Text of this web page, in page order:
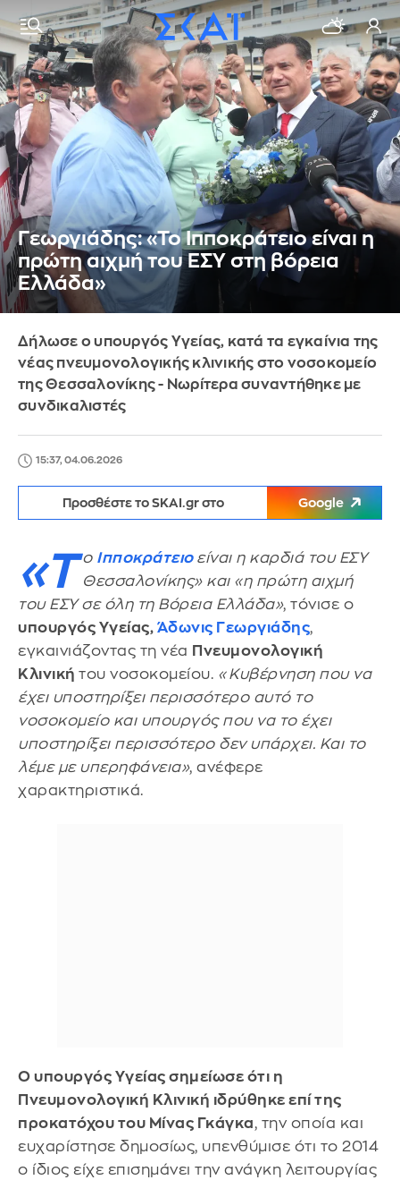
Γεωργιάδης: «Το Ιπποκράτειο είναι η
πρώτη αιχμή του ΕΣΥ στη βόρεια
Ελλάδα»
Δήλωσε ο υπουργός Υγείας, κατά τα εγκαίνια της
νέας πνευμονολογικής κλινικής στο νοσοκομείο
της Θεσσαλονίκης - Νωρίτερα συναντήθηκε με
συνδικαλιστές
15:37, 04.06.2026
Προσθέστε το SKAI.gr στο Google
«Τ ο Ιπποκράτειο είναι η καρδιά του ΕΣΥ
Θεσσαλονίκης» και «η πρώτη αιχμή
του ΕΣΥ σε όλη τη Βόρεια Ελλάδα», τόνισε ο
υπουργός Υγείας, Άδωνις Γεωργιάδης,
εγκαινιάζοντας τη νέα Πνευμονολογική
Κλινική του νοσοκομείου. «Κυβέρνηση που να
έχει υποστηρίξει περισσότερο αυτό το
νοσοκομείο και υπουργός που να το έχει
υποστηρίξει περισσότερο δεν υπάρχει. Και το
λέμε με υπερηφάνεια», ανέφερε
χαρακτηριστικά.
Ο υπουργός Υγείας σημείωσε ότι η
Πνευμονολογική Κλινική ιδρύθηκε επί της
προκατόχου του Μίνας Γκάγκα, την οποία και
ευχαρίστησε δημοσίως, υπενθύμισε ότι το 2014
ο ίδιος είχε επισημάνει την ανάγκη λειτουργίας